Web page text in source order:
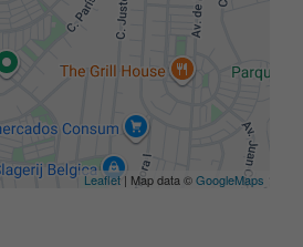
Leaflet| Map data ©GoogleMaps